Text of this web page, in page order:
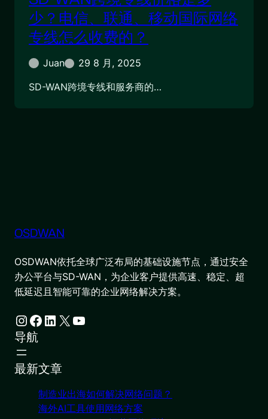
少？电信、联通、移动国际网络
专线怎么收费的？
Juan
29 8 月, 2025
SD-WAN跨境专线和服务商的…
OSDWAN
OSDWAN依托全球广泛布局的基础设施节点，通过安全
办公平台与SD-WAN，为企业客户提供高速、稳定、超
低延迟且智能可靠的企业网络解决方案。
Instagram Facebook LinkedIn X YouTube
导航
最新文章
制造业出海如何解决网络问题？
海外AI工具使用网络方案